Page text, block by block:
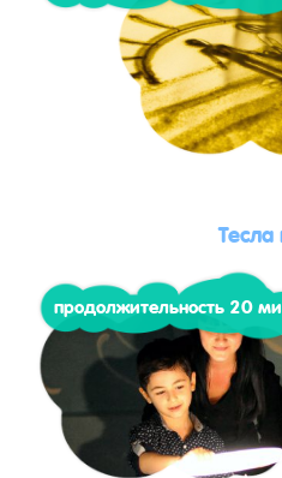
продолжительность 20